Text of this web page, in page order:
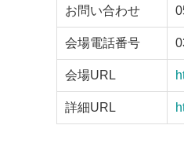
お問い合わせ
会場電話番号
会場URL
詳細URL